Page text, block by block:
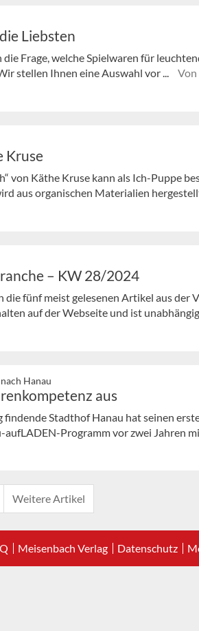
Liebsten
Frage, welche Spielwaren für
stellen Ihnen eine Auswahl vor ...
Kruse
von Käthe Kruse kann als Ich-Puppe
aus organischen Materialien
– KW 28/2024
fünf meist gelesenen Artikel aus der
auf der Webseite und ist unabhängig
Hanau
aus
Stadthof Hanau hat seinen
Programm vor zwei Jahren mit
Weitere Artikel
Meisenbach Verlag Datenschutz